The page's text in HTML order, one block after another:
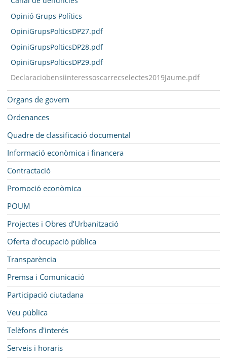
Opinió Grups Polítics
OpiniGrupsPolticsDP27.pdf
OpiniGrupsPolticsDP28.pdf
OpiniGrupsPolticsDP29.pdf
Declaraciobensiinteressoscarrecselectes2019Jaume.pdf
Organs de govern
Ordenances
Quadre de classificació documental
Informació econòmica i financera
Contractació
Promoció econòmica
POUM
Projectes i Obres d’Urbanització
Oferta d'ocupació pública
Transparència
Premsa i Comunicació
Participació ciutadana
Veu pública
Telèfons d'interés
Serveis i horaris